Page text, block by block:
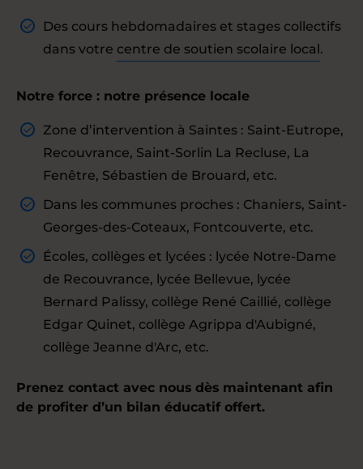
Des cours hebdomadaires et stages collectifs
dans votre centre de soutien scolaire local.
Notre force : notre présence locale
Zone d’intervention à Saintes : Saint-Eutrope,
Recouvrance, Saint-Sorlin La Recluse, La
Fenêtre, Sébastien de Brouard, etc.
Dans les communes proches : Chaniers, Saint-
Georges-des-Coteaux, Fontcouverte, etc.
Écoles, collèges et lycées : lycée Notre-Dame
de Recouvrance, lycée Bellevue, lycée
Bernard Palissy, collège René Caillié, collège
Edgar Quinet, collège Agrippa d'Aubigné,
collège Jeanne d'Arc, etc.
Prenez contact avec nous dès maintenant afin
de profiter d’un bilan éducatif offert.